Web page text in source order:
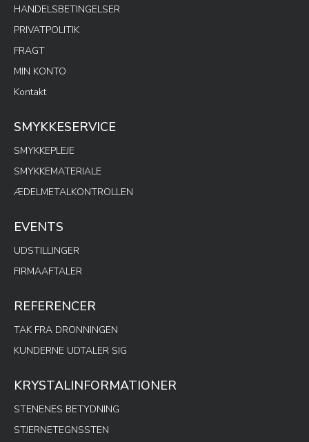
HANDELSBETINGELSER
PRIVATPOLITIK
FRAGT
MIN KONTO
Kontakt
SMYKKESERVICE
SMYKKEPLEJE
SMYKKEMATERIALE
ÆDELMETALKONTROLLEN
EVENTS
UDSTILLINGER
FIRMAAFTALER
REFERENCER
TAK FRA DRONNINGEN
KUNDERNE UDTALER SIG
KRYSTALINFORMATIONER
STENENES BETYDNING
STJERNETEGNSSTEN